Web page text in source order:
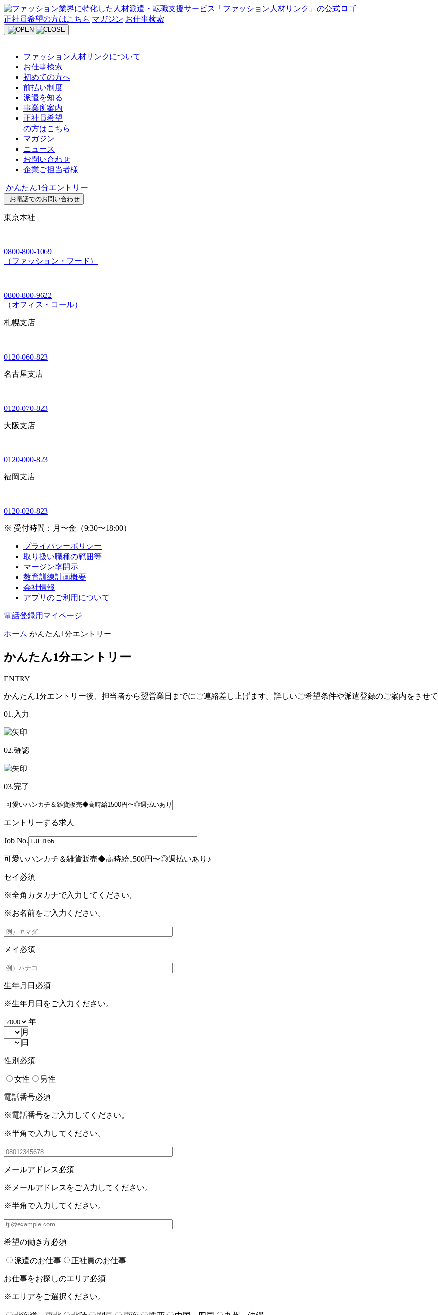
Skip
to
content
正社員希望の方はこちら マガジン お仕事検索
ファッション人材リンクについて
お仕事検索
初めての方へ
前払い制度
派遣を知る
事業所案内
正社員希望
の方はこちら
マガジン
ニュース
お問い合わせ
企業ご担当者様
かんたん1分エントリー
お電話でのお問い合わせ
東京本社
0800-800-1069
（ファッション・フード）
0800-800-9622
（オフィス・コール）
札幌支店
0120-060-823
名古屋支店
0120-070-823
大阪支店
0120-000-823
福岡支店
0120-020-823
※ 受付時間：月〜金（9:30〜18:00）
プライバシーポリシー
取り扱い職種の範囲等
マージン率開示
教育訓練計画概要
会社情報
アプリのご利用について
電話登録用マイページ
ホーム かんたん1分エントリー
かんたん1分エントリー
ENTRY
かんたん1分エントリー後、担当者から翌営業日までにご連絡差し上げます。詳しいご希望条件や派遣登録のご案内をさせて
01.入力
02.確認
03.完了
エントリーする求人
Job No.
可愛いハンカチ＆雑貨販売◆高時給1500円〜◎週払いあり♪
セイ 必須
※全角カタカナで入力してください。
※お名前をご入力ください。
メイ 必須
生年月日 必須
※生年月日をご入力ください。
年
月
日
性別 必須
女性 男性
電話番号必須
※電話番号をご入力してください。
※半角で入力してください。
メールアドレス必須
※メールアドレスをご入力してください。
※半角で入力してください。
希望の働き方必須
派遣のお仕事 正社員のお仕事
お仕事をお探しのエリア必須
※エリアをご選択ください。